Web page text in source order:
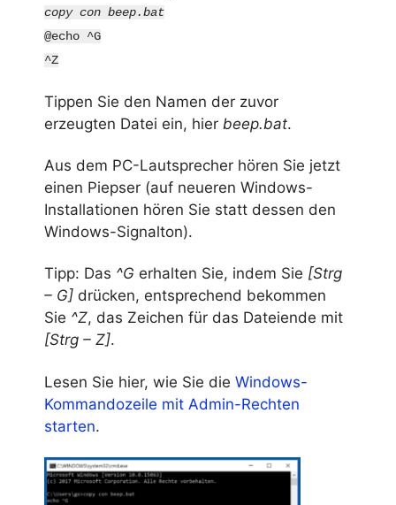
copy con beep.bat
@echo ^G
^Z
Tippen Sie den Namen der zuvor
erzeugten Datei ein, hier beep.bat.
Aus dem PC-Lautsprecher hören Sie jetzt
einen Piepser (auf neueren Windows-
Installationen hören Sie statt dessen den
Windows-Signalton).
Tipp: Das ^G erhalten Sie, indem Sie [Strg
– G] drücken, entsprechend bekommen
Sie ^Z, das Zeichen für das Dateiende mit
[Strg – Z].
Lesen Sie hier, wie Sie die Windows-
Kommandozeile mit Admin-Rechten
starten.